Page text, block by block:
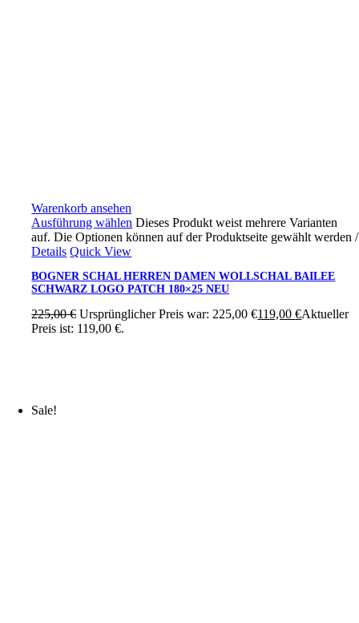
Warenkorb ansehen
Ausführung wählen Dieses Produkt weist mehrere Varianten
auf. Die Optionen können auf der Produktseite gewählt werden/
Details Quick View
BOGNER SCHAL HERREN DAMEN WOLLSCHAL BAILEE
SCHWARZ LOGO PATCH 180×25 NEU
225,00€ Ursprünglicher Preis war: 225,00 €119,00€Aktueller
Preis ist: 119,00 €.
Sale!